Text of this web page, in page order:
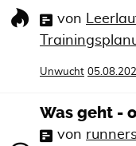
von
Unwucht
Was geht -
von